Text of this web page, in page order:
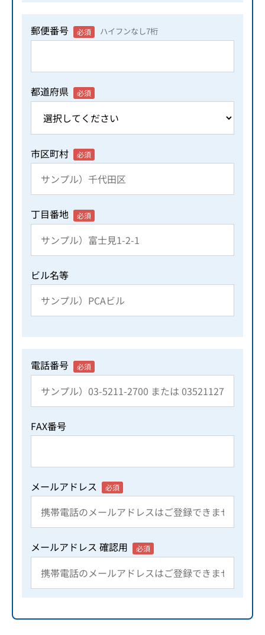
郵便番号 必須 ハイフンなし7桁
都道府県 必須
市区町村 必須
丁目番地 必須
ビル名等
電話番号 必須
FAX番号
メールアドレス 必須
メールアドレス 確認用 必須